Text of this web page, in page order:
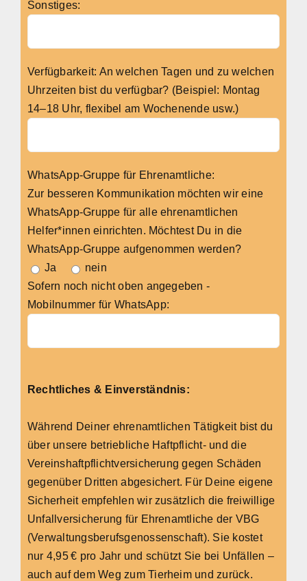
Sonstiges:
Verfügbarkeit: An welchen Tagen und zu welchen
Uhrzeiten bist du verfügbar? (Beispiel: Montag
14–18 Uhr, flexibel am Wochenende usw.)
WhatsApp-Gruppe für Ehrenamtliche:
Zur besseren Kommunikation möchten wir eine
WhatsApp-Gruppe für alle ehrenamtlichen
Helfer*innen einrichten. Möchtest Du in die
WhatsApp-Gruppe aufgenommen werden?
Ja
nein
Sofern noch nicht oben angegeben -
Mobilnummer für WhatsApp:
Rechtliches & Einverständnis:
Während Deiner ehrenamtlichen Tätigkeit bist du
über unsere betriebliche Haftpflicht- und die
Vereinshaftpflichtversicherung gegen Schäden
gegenüber Dritten abgesichert. Für Deine eigene
Sicherheit empfehlen wir zusätzlich die freiwillige
Unfallversicherung für Ehrenamtliche der VBG
(Verwaltungsberufsgenossenschaft). Sie kostet
nur 4,95 € pro Jahr und schützt Sie bei Unfällen –
auch auf dem Weg zum Tierheim und zurück.